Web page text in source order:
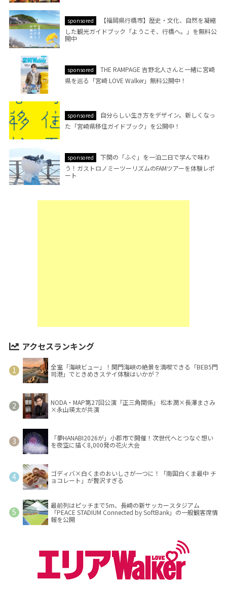
sponsored
【福岡県行橋市】歴史・文化、自然を凝縮
した観光ガイドブック「ようこそ、行橋へ。」を無料公
開中
sponsored
THE RAMPAGE 吉野北人さんと一緒に宮崎
県を巡る「宮崎 LOVE Walker」無料公開中！
sponsored
自分らしい生き方をデザイン。新しくなっ
た「宮崎県移住ガイドブック」を公開中！
sponsored
下関の「ふぐ」を一泊二日で学んで味わ
う！ガストロノミーツーリズムのFAMツアーを体験レポ
ート
アクセスランキング
全室「海峡ビュー」！関門海峡の絶景を満喫できる「BEB5門
司港」でときめきステイ体験はいかが？
NODA・MAP第27回公演「正三角関係」 松本潤×長澤まさみ
×永山瑛太が共演
「夢HANABI2026が」小郡市で開催！次世代へとつなぐ想い
を夜空に描く8,000発の花火大会
ゴディバ×白くまのおいしさが一つに！「南国白くま最中 チ
ョコレート」が贅沢すぎる
最前列はピッチまで5m、長崎の新サッカースタジアム
「PEACE STADIUM Connected by SoftBank」の一般観客席情
報を公開